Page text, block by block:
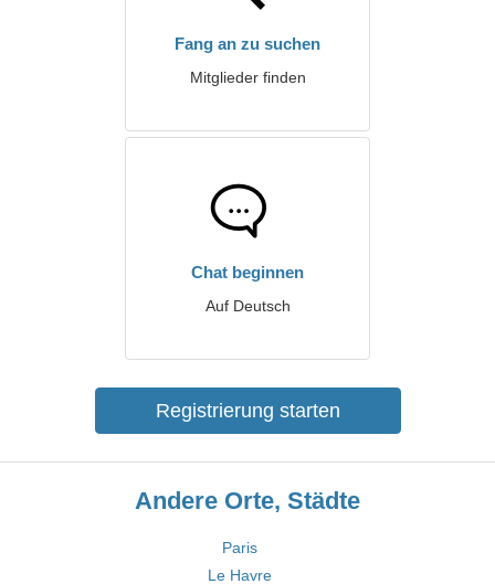
Fang an zu suchen
Mitglieder finden
Chat beginnen
Auf Deutsch
Registrierung starten
Andere Orte, Städte
Paris
Le Havre